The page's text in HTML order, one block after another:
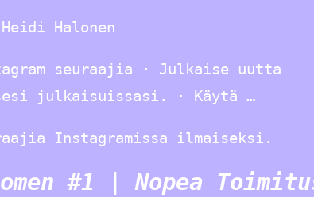
Halonen
seuraajia · Julkaise uutta
julkaisuissasi. · Käytä …
Instagramissa ilmaiseksi.
#1 | Nopea